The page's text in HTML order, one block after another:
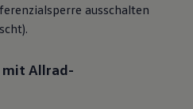
ausschalten
mit Allrad-